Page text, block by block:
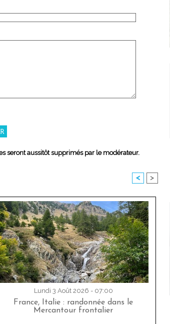
seront aussitôt supprimés par le modérateur.
< >
Lundi 3 Août 2026 - 07:00
France, Italie : randonnée dans le
Mercantour frontalier